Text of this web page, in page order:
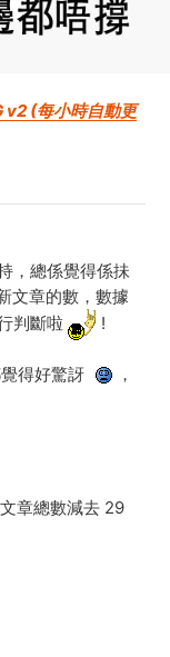
v2 (每小時自動更
，總係覺得係抺
文章的數，數據
判斷啦
!
得好驚訝
，
章總數減去 29